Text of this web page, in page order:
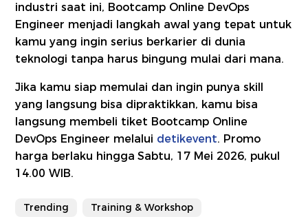
industri saat ini, Bootcamp Online DevOps
Engineer menjadi langkah awal yang tepat untuk
kamu yang ingin serius berkarier di dunia
teknologi tanpa harus bingung mulai dari mana.
Jika kamu siap memulai dan ingin punya skill
yang langsung bisa dipraktikkan, kamu bisa
langsung membeli tiket Bootcamp Online
DevOps Engineer melalui detikevent. Promo
harga berlaku hingga Sabtu, 17 Mei 2026, pukul
14.00 WIB.
Trending Training & Workshop